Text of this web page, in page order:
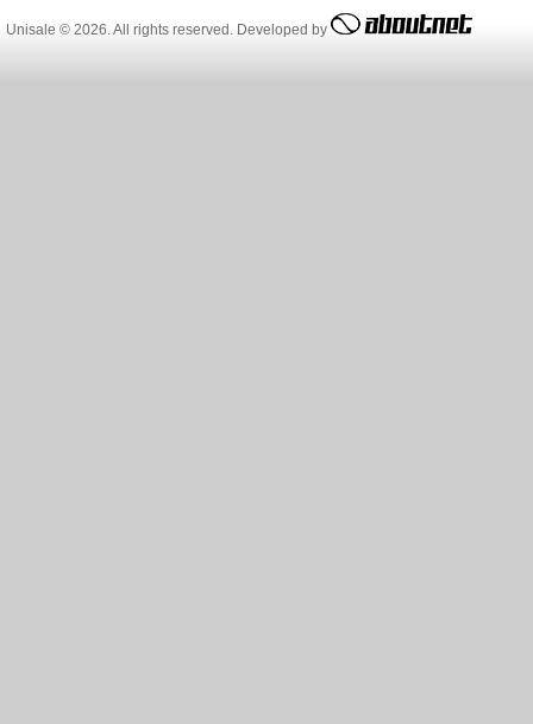
Unisale © 2026. All rights reserved. Developed by